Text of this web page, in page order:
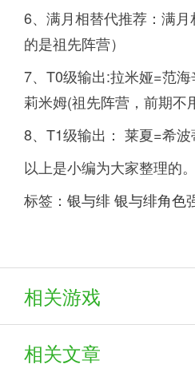
6、满月相替代推荐：满
的是祖先阵营）
7、T0级输出:拉米娅=范
莉米姆(祖先阵营，前期不
8、T1级输出： 莱夏=希
以上是小编为大家整理的
标签： 银与绯银与绯角色
相关游戏
相关文章